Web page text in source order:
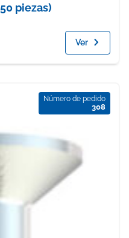
piezas)
Ver
Número de pedido
308